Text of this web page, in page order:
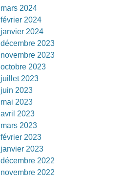
mars 2024
février 2024
janvier 2024
décembre 2023
novembre 2023
octobre 2023
juillet 2023
juin 2023
mai 2023
avril 2023
mars 2023
février 2023
janvier 2023
décembre 2022
novembre 2022